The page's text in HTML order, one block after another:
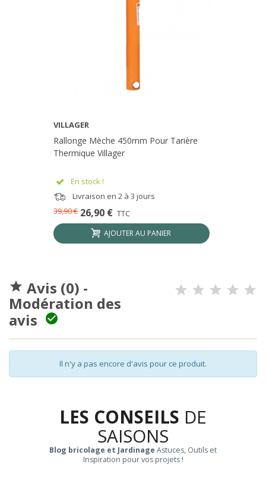
VILLAGER
Rallonge Mèche 450mm Pour Tarière
Thermique Villager
En stock !
Livraison en 2 à 3 jours
26,90 € TTC
39,90 €
AJOUTER AU PANIER
 Avis (0) -
Modération des
avis

Il n'y a pas encore d'avis pour ce produit.
LES CONSEILS DE
SAISONS
Blog bricolage et Jardinage Astuces, Outils et
Inspiration pour vos projets !